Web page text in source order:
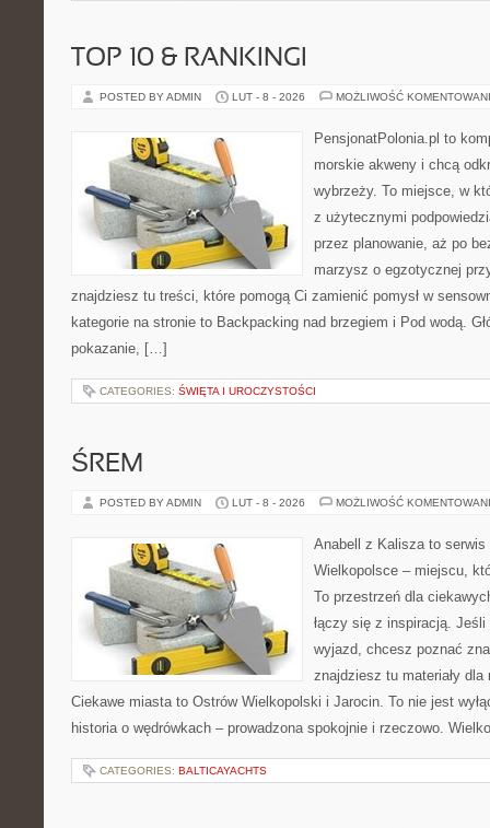
TOP 10 & RANKINGI
POSTED BY ADMIN LUT - 8 - 2026 MOŻLIWOŚĆ
PensjonatPolonia.pl to
morskie akweny i chcą
wybrzeży. To miejsce, w
z użytecznymi
przez planowanie, aż po
marzysz o egzotycznej
znajdziesz tu treści, które pomogą Ci zamienić pomysł w
kategorie na stronie to Backpacking nad brzegiem i Pod wodą.
pokazanie, […]
CATEGORIES: ŚWIĘTA I UROCZYSTOŚCI
ŚREM
POSTED BY ADMIN LUT - 8 - 2026 MOŻLIWOŚĆ
Anabell z Kalisza to
Wielkopolsce – miejscu,
To przestrzeń dla
łączy się z inspiracją.
wyjazd, chcesz poznać
znajdziesz tu materiały
Ciekawe miasta to Ostrów Wielkopolski i Jarocin. To nie jest
historia o wędrówkach – prowadzona spokojnie i rzeczowo.
CATEGORIES: BALTICAYACHTS